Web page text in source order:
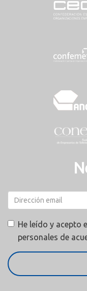
He leído y acepto
personales de